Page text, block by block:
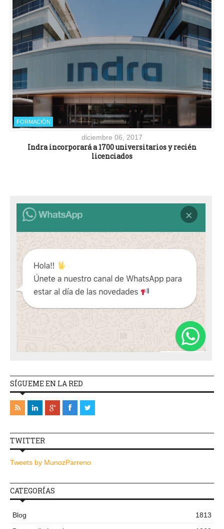
FORMACIÓN
diciembre 06, 2017
Indra incorporará a 1700 universitarios y recién
licenciados
SÍGUEME EN LA RED
TWITTER
Tweets by MunozParreno
CATEGORÍAS
Blog
1813